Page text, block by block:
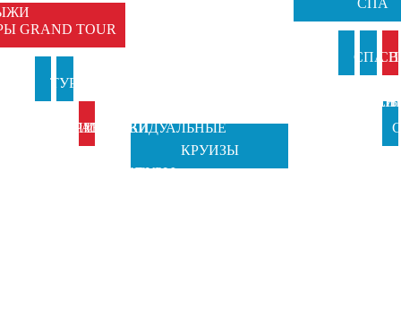
GRAND TOUR
ТУРЫ В
ИТАЛИЮ
ПРАЗДНИКИ
ОТ GRAND
ИНДИВИДУАЛЬНЫЕ
ТУРЫ
КРУИЗЫ
СПА
СПА В
ИТАЛИИ